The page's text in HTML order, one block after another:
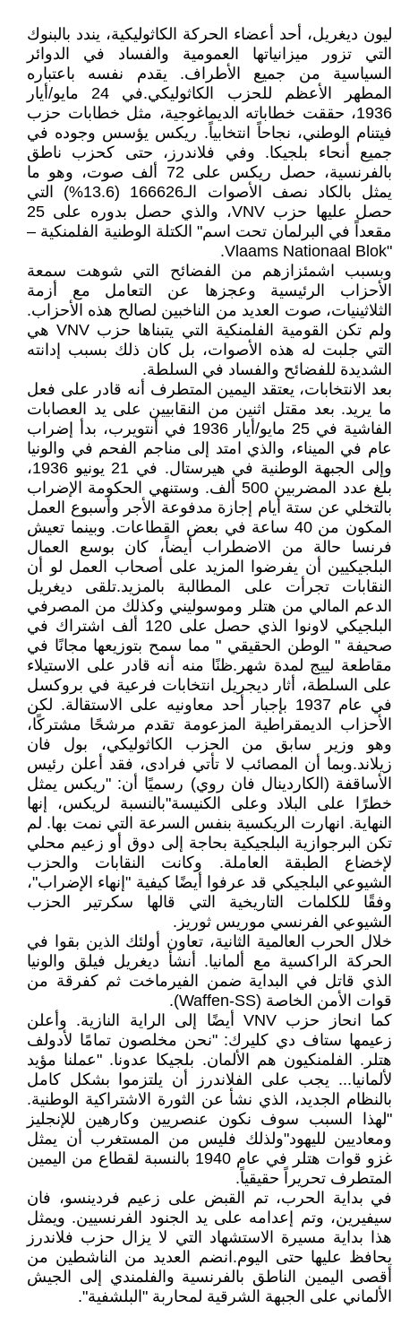
ليون ديغريل، أحد أعضاء الحركة الكاثوليكية، يندد بالبنوك
التي تزور ميزانياتها العمومية والفساد في الدوائر
السياسية من جميع الأطراف. يقدم نفسه باعتباره
المطهر الأعظم للحزب الكاثوليكي.في 24 مايو/أيار
1936، حققت خطاباته الديماغوجية، مثل خطابات حزب
فيتنام الوطني، نجاحاً انتخابياً. ريكس يؤسس وجوده في
جميع أنحاء بلجيكا. وفي فلاندرز، حتى كحزب ناطق
بالفرنسية، حصل ريكس على 72 ألف صوت، وهو ما
يمثل بالكاد نصف الأصوات الـ166626 (13.6%) التي
حصل عليها حزب VNV، والذي حصل بدوره على 25
مقعداً في البرلمان تحت اسم" الكتلة الوطنية الفلمنكية –
"Vlaams Nationaal Blok.
وبسبب اشمئزازهم من الفضائح التي شوهت سمعة
الأحزاب الرئيسية وعجزها عن التعامل مع أزمة
الثلاثينيات، صوت العديد من الناخبين لصالح هذه الأحزاب.
ولم تكن القومية الفلمنكية التي يتبناها حزب VNV هي
التي جلبت له هذه الأصوات، بل كان ذلك بسبب إدانته
الشديدة للفضائح والفساد في السلطة.
بعد الانتخابات، يعتقد اليمين المتطرف أنه قادر على فعل
ما يريد. بعد مقتل اثنين من النقابيين على يد العصابات
الفاشية في 25 مايو/أيار 1936 في أنتويرب، بدأ إضراب
عام في الميناء، والذي امتد إلى مناجم الفحم في والونيا
وإلى الجبهة الوطنية في هيرستال. في 21 يونيو 1936،
بلغ عدد المضربين 500 ألف. وستنهي الحكومة الإضراب
بالتخلي عن ستة أيام إجازة مدفوعة الأجر وأسبوع العمل
المكون من 40 ساعة في بعض القطاعات. وبينما تعيش
فرنسا حالة من الاضطراب أيضاً، كان بوسع العمال
البلجيكيين أن يفرضوا المزيد على أصحاب العمل لو أن
النقابات تجرأت على المطالبة بالمزيد.تلقى ديغريل
الدعم المالي من هتلر وموسوليني وكذلك من المصرفي
البلجيكي لاونوا الذي حصل على 120 ألف اشتراك في
صحيفة " الوطن الحقيقي " مما سمح بتوزيعها مجانًا في
مقاطعة لييج لمدة شهر.ظنًا منه أنه قادر على الاستيلاء
على السلطة، أثار ديجريل انتخابات فرعية في بروكسل
في عام 1937 بإجبار أحد معاونيه على الاستقالة. لكن
الأحزاب الديمقراطية المزعومة تقدم مرشحًا مشتركًا،
وهو وزير سابق من الحزب الكاثوليكي، بول فان
زيلاند.وبما أن المصائب لا تأتي فرادى، فقد أعلن رئيس
الأساقفة (الكاردينال فان روي) رسميًا أن: "ريكس يمثل
خطرًا على البلاد وعلى الكنيسة"بالنسبة لريكس، إنها
النهاية. انهارت الريكسية بنفس السرعة التي نمت بها. لم
تكن البرجوازية البلجيكية بحاجة إلى دوق أو زعيم محلي
لإخضاع الطبقة العاملة. وكانت النقابات والحزب
الشيوعي البلجيكي قد عرفوا أيضًا كيفية "إنهاء الإضراب"،
وفقًا للكلمات التاريخية التي قالها سكرتير الحزب
الشيوعي الفرنسي موريس ثوريز.
خلال الحرب العالمية الثانية، تعاون أولئك الذين بقوا في
الحركة الراكسية مع ألمانيا. أنشأ ديغريل فيلق والونيا
الذي قاتل في البداية ضمن الفيرماخت ثم كفرقة من
قوات الأمن الخاصة (Waffen-SS).
كما انحاز حزب VNV أيضًا إلى الراية النازية. وأعلن
زعيمها ستاف دي كليرك: "نحن مخلصون تمامًا لأدولف
هتلر. الفلمنكيون هم الألمان. بلجيكا عدونا. "عملنا مؤيد
لألمانيا... يجب على الفلاندرز أن يلتزموا بشكل كامل
بالنظام الجديد، الذي نشأ عن الثورة الاشتراكية الوطنية.
"لهذا السبب سوف نكون عنصريين وكارهين للإنجليز
ومعاديين لليهود"ولذلك فليس من المستغرب أن يمثل
غزو قوات هتلر في عام 1940 بالنسبة لقطاع من اليمين
المتطرف تحريراً حقيقياً.
في بداية الحرب، تم القبض على زعيم فردينسو، فان
سيفيرين، وتم إعدامه على يد الجنود الفرنسيين. ويمثل
هذا بداية مسيرة الاستشهاد التي لا يزال حزب فلاندرز
يحافظ عليها حتى اليوم.انضم العديد من الناشطين من
أقصى اليمين الناطق بالفرنسية والفلمندي إلى الجيش
الألماني على الجبهة الشرقية لمحاربة "البلشفية".